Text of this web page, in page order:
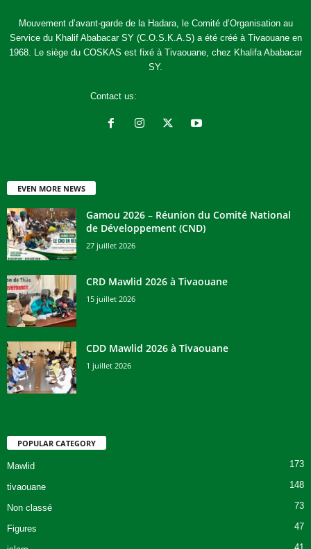
Mouvement d’avant-garde de la Hadara, le Comité d’Organisation au
Service du Khalif Ababacar SY (C.O.S.K.A.S) a été créé à Tivaouane en
1968. Le siège du COSKAS est fixé à Tivaouane, chez Khalifa Ababacar
SY.
Contact us:
EVEN MORE NEWS
Gamou 2026 – Réunion du Comité National
de Développement (CND)
27 juillet 2026
CRD Mawlid 2026 à Tivaouane
15 juillet 2026
CDD Mawlid 2026 à Tivaouane
1 juillet 2026
POPULAR CATEGORY
Mawlid 173
tivaouane 148
Non classé 73
Figures 47